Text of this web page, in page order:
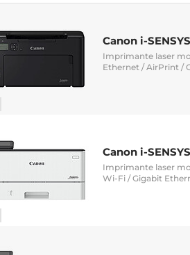
Canon i-
Imprimante laser
Ethernet / AirPrint /
Canon i-
Imprimante laser
Wi-Fi / Gigabit